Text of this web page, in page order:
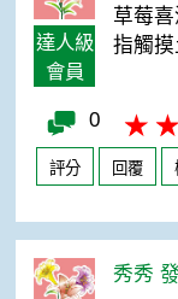
達人級
會員
草莓
指觸摸
0
評分 回覆
秀秀